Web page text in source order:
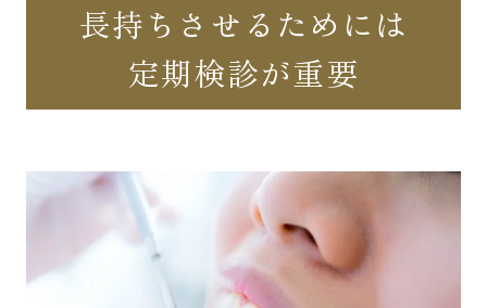
長持ちさせるためには
定期検診が重要